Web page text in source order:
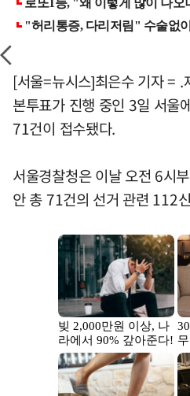
[서울=뉴시스]최은수 기자 = .
본투표가 진행 중인 3일 서울
71건이 접수됐다.
서울경찰청은 이날 오전 6시
안 총 71건의 선거 관련 112